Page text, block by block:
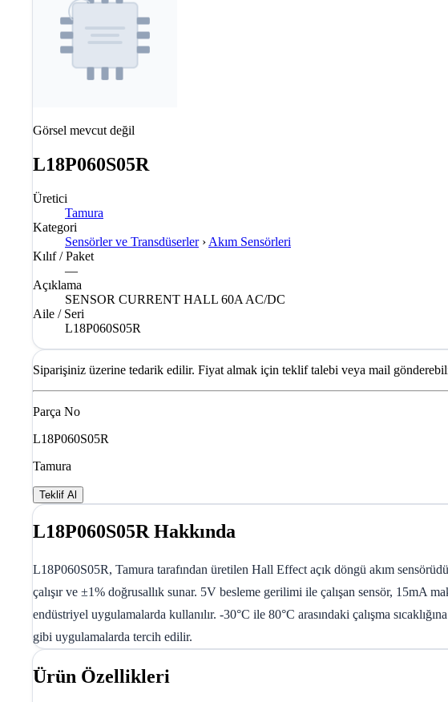
Görsel mevcut değil
L18P060S05R
Üretici
Tamura
Kategori
Sensörler ve Transdüserler › Akım Sensörleri
Kılıf / Paket
—
Açıklama
SENSOR CURRENT HALL 60A AC/DC
Aile / Seri
L18P060S05R
Siparişiniz üzerine tedarik edilir. Fiyat almak için teklif talebi veya mail
Parça No
L18P060S05R
Tamura
Teklif Al
L18P060S05R Hakkında
L18P060S05R, Tamura tarafından üretilen Hall Effect açık döngü akım
çalışır ve ±1% doğrusallık sunar. 5V besleme gerilimi ile çalışan sensör, 15mA
endüstriyel uygulamalarda kullanılır. -30°C ile 80°C arasındaki çalışma
gibi uygulamalarda tercih edilir.
Ürün Özellikleri